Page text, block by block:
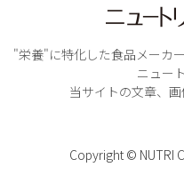
"栄養"に特化した食品メーカ
ニュー
当サイトの文章、画
Copyright © NUTRI